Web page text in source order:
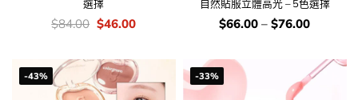
選擇
價
錢：
$84.00 Original
price
$84.00.
$46.00Current
$46.00.
自然貼服立體高光 – 5色選擇
價
錢：
$66.00 – $76.00
-43% -33%